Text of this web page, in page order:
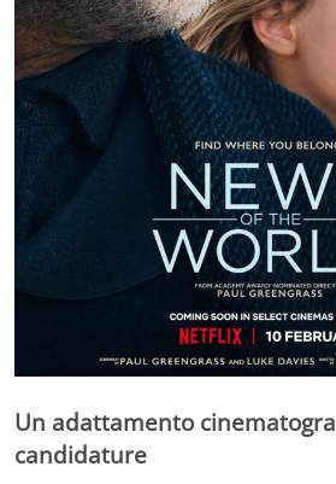
Un adattamento
candidature